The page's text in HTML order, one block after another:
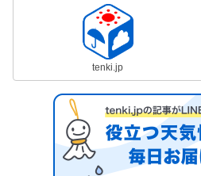
tenki.jp